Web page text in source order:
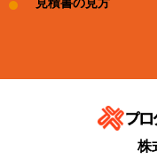
見積書の見方
株